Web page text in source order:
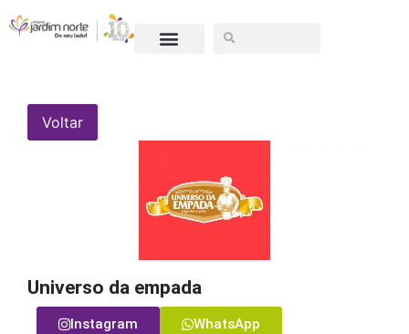
Voltar
Universo da empada
Instagram WhatsApp